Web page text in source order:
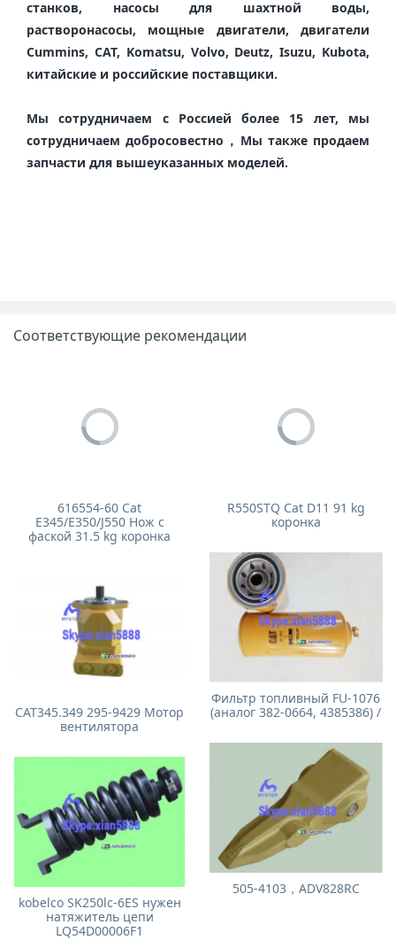
станков, насосы для шахтной воды,
растворонасосы, мощные двигатели, двигатели
Cummins, CAT, Komatsu, Volvo, Deutz, Isuzu, Kubota,
китайские и российские поставщики.
Мы сотрудничаем с Россией более 15 лет, мы
сотрудничаем добросовестно，Мы также продаем
запчасти для вышеуказанных моделей.
Соответствующие рекомендации
616554-60 Cat
E345/E350/J550 Нож с
фаской 31.5 kg коронка
R550STQ Cat D11 91 kg
коронка
Фильтр топливный FU-1076
(аналог 382-0664, 4385386) /
CAT345.349 295-9429 Мотор
вентилятора
505-4103，ADV828RC
kobelco SK250lc-6ES нужен
натяжитель цепи
LQ54D00006F1